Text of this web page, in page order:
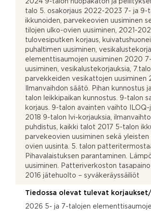
2024 9-talon huopakaton ja
talo 5. osakorjaus 2022-2023 7- ja 9-
ikkunoiden, parvekeovien uusiminen
tilojen ulko-ovien uusiminen, 2021-
tulovesiputken korjaus,
puhaltimen uusiminen,
elementtisaumojen uusiminen 2020
uusiminen, vesikalustekorjauksia,
parvekkeiden vesikattojen uusiminen
Ilmanvaihdon säätö. Pihan kunnostus
talon leikkipaikan kunnostus. 9-talon
korjaus. 9-talon avainten vaihto ILOQ-
2018 9-talon lvi-korjauksia,
puhdistus, kaikki talot 2017 5-talon
parvekeovien uusiminen sekä yleisten
ovien uusinta. 5. talon
Pihavalaistuksen parantaminen.
uusiminen. Patteriverkoston
2016 jätehuolto – syväkeräyssäiliöt
Tiedossa olevat tulevat
2026 5- ja 7-talojen